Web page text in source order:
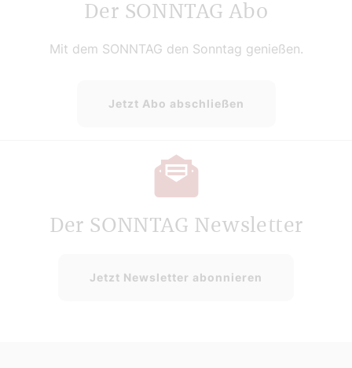
Der SONNTAG Abo
Mit dem SONNTAG den Sonntag genießen.
Jetzt Abo abschließen
Der SONNTAG Newsletter
Jetzt Newsletter abonnieren